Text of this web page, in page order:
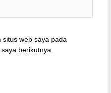
situs web saya pada
berikutnya.